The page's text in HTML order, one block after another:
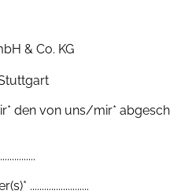
& Co. KG
den von uns/mir*
.........................